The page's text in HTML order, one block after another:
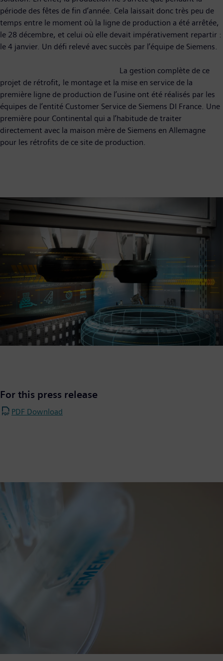
période des fêtes de fin d’année. Cela laissait donc très peu de
temps entre le moment où la ligne de production a été arrêtée,
le 28 décembre, et celui où elle devait impérativement repartir :
le 4 janvier. Un défi relevé avec succès par l’équipe de Siemens.
La gestion complète de ce
projet de rétrofit, le montage et la mise en service de la
première ligne de production de l’usine ont été réalisés par les
équipes de l’entité Customer Service de Siemens DI France. Une
première pour Continental qui a l’habitude de traiter
directement avec la maison mère de Siemens en Allemagne
pour les rétrofits de ce site de production.
For this press release
PDF Download